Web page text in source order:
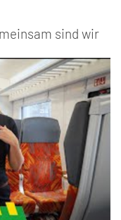
sind wir